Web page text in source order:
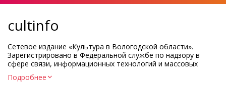
cultinfo
Сетевое издание «Культура в Вологодской области».
Зарегистрировано в Федеральной службе по надзору в
сфере связи, информационных технологий и массовых
Регистрационный номер и дата принятия решения о
Подробнее